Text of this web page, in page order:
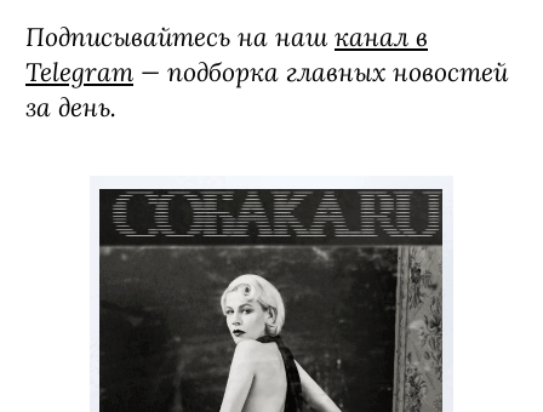
Подписывайтесь на нашканал в
Telegram — подборка главных новостей
за день.